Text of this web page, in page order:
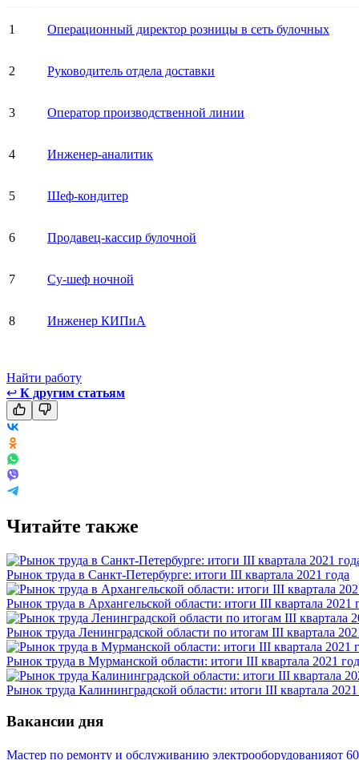
1 Операционный директор розницы в сеть булочных
2 Руководитель отдела доставки
3 Оператор производственной линии
4 Инженер-аналитик
5 Шеф-кондитер
6 Продавец-кассир булочной
7 Су-шеф ночной
8 Инженер КИПиА
Найти работу
↩ К другим статьям
Читайте также
Рынок труда в Санкт-Петербурге: итоги III квартала 2021 года
Рынок труда в Архангельской области: итоги III квартала 2021
Рынок труда Ленинградской области по итогам III квартала
Рынок труда в Мурманской области: итоги III квартала 2021
Рынок труда Калининградской области: итоги III квартала 2021
Вакансии дня
Мастер по ремонту и обслуживанию электрооборудованияот